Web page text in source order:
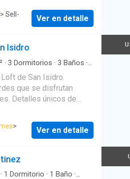
es Excelente. La
metros cuadrados. La
cuadrados.
1 Baño. 1 Toilette.
a través de
> Sell-
Ver en detalle
Isidro
· 3 Dormitorios · 3 Baños ·
de San Isidro.
que se disfrutan
Detalles únicos de
parrilla, importante
dormitorios. Dos
baulera. Te invitamos a
>
Ver en detalle
· 1 Dormitorio · 1 Baño ·